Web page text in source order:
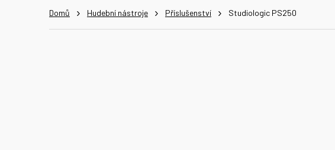
Domů Hudební nástroje Příslušenství Studiologic PS250